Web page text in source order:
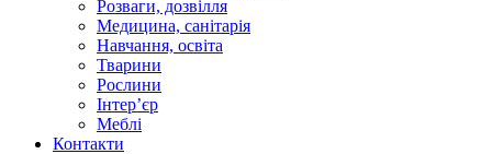
Розваги, дозвілля
Медицина, санітарія
Навчання, освіта
Тварини
Рослини
Інтер’єр
Меблі
Контакти